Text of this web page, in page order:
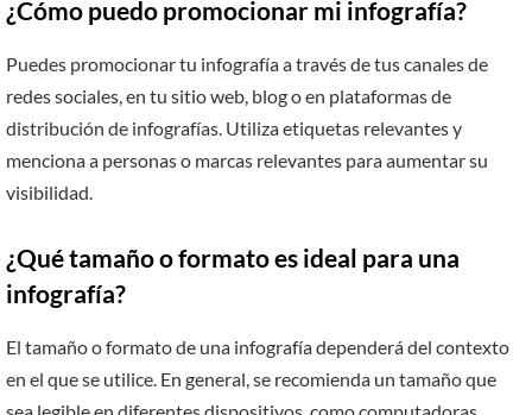
¿Cómo puedo promocionar mi infografía?
Puedes promocionar tu infografía a través de tus canales de
redes sociales, en tu sitio web, blog o en plataformas de
distribución de infografías. Utiliza etiquetas relevantes y
menciona a personas o marcas relevantes para aumentar su
visibilidad.
¿Qué tamaño o formato es ideal para una
infografía?
El tamaño o formato de una infografía dependerá del contexto
en el que se utilice. En general, se recomienda un tamaño que
sea legible en diferentes dispositivos, como computadoras,